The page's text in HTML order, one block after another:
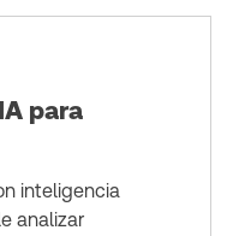
para
inteligencia
analizar